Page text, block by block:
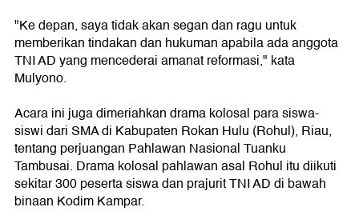
"Ke depan, saya tidak akan segan dan ragu untuk
memberikan tindakan dan hukuman apabila ada anggota
TNI AD yang mencederai amanat reformasi," kata
Mulyono.
Acara ini juga dimeriahkan drama kolosal para siswa-
siswi dari SMA di Kabupaten Rokan Hulu (Rohul), Riau,
tentang perjuangan Pahlawan Nasional Tuanku
Tambusai. Drama kolosal pahlawan asal Rohul itu diikuti
sekitar 300 peserta siswa dan prajurit TNI AD di bawah
binaan Kodim Kampar.